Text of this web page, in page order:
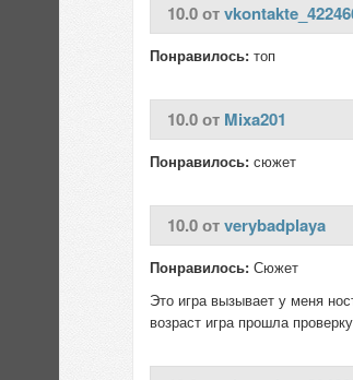
10.0 от
Понравилось: топ
10.0 от Mixa201
Понравилось: сюжет
10.0 отverybadplaya
Понравилось: Сюжет
Это игра вызывает у меня
возраст игра прошла